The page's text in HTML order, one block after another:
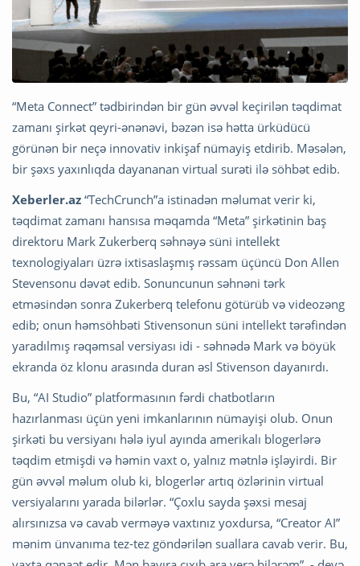
“Meta Connect” tədbirindən bir gün əvvəl keçirilən təqdimat
zamanı şirkət qeyri-ənənəvi, bəzən isə hətta ürküdücü
görünən bir neçə innovativ inkişaf nümayiş etdirib. Məsələn,
bir şəxs yaxınlıqda dayananan virtual surəti ilə söhbət edib.
Xeberler.az “TechCrunch”a istinadən məlumat verir ki,
təqdimat zamanı hansısa məqamda “Meta” şirkətinin baş
direktoru Mark Zukerberq səhnəyə süni intellekt
texnologiyaları üzrə ixtisaslaşmış rəssam üçüncü Don Allen
Stevensonu dəvət edib. Sonuncunun səhnəni tərk
etməsindən sonra Zukerberq telefonu götürüb və videozəng
edib; onun həmsöhbəti Stivensonun süni intellekt tərəfindən
yaradılmış rəqəmsal versiyası idi - səhnədə Mark və böyük
ekranda öz klonu arasında duran əsl Stivenson dayanırdı.
Bu, “AI Studio” platformasının fərdi chatbotların
hazırlanması üçün yeni imkanlarının nümayişi olub. Onun
şirkəti bu versiyanı hələ iyul ayında amerikalı blogerlərə
təqdim etmişdi və həmin vaxt o, yalnız mətnlə işləyirdi. Bir
gün əvvəl məlum olub ki, blogerlər artıq özlərinin virtual
versiyalarını yarada bilərlər. “Çoxlu sayda şəxsi mesaj
alırsınızsa və cavab verməyə vaxtınız yoxdursa, “Creator AI”
mənim ünvanıma tez-tez göndərilən suallara cavab verir. Bu,